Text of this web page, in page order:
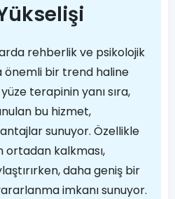
rehberlik ve psikolojik
önemli bir trend haline
terapinin yanı sıra,
bu hizmet,
sunuyor. Özellikle
ortadan kalkması,
daha geniş bir
imkanı sunuyor.